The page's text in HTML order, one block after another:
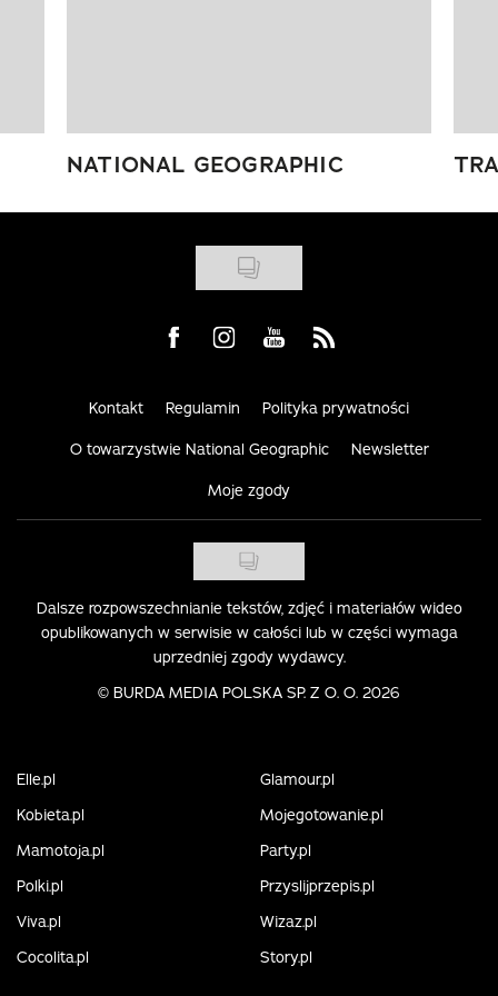
NATIONAL GEOGRAPHIC
Visit us on Facebook
Visit us on Instagram
Visit us on Youtube
Visit us on Rss
Kontakt Regulamin Polityka prywatności
O towarzystwie National Geographic Newsletter
Moje zgody
Dalsze rozpowszechnianie tekstów, zdjęć i materiałów wideo
opublikowanych w serwisie w całości lub w części wymaga
uprzedniej zgody wydawcy.
© BURDA MEDIA POLSKA SP. Z O. O. 2026
Elle.pl
Glamour.pl
Kobieta.pl
Mojegotowanie.pl
Mamotoja.pl
Party.pl
Polki.pl
Przyslijprzepis.pl
Viva.pl
Wizaz.pl
Cocolita.pl
Story.pl